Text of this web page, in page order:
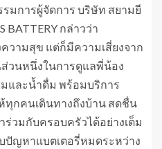
มการผู้จัดการ บริษัท สยามยี
BATTERY กล่าวว่า
ความสุข แต่ก็มีความเสี่ยงจาก
ส่วนหนึ่งในการดูแลพี่น้อง
และน้ำดื่ม พร้อมบริการ
ทุกคนเดินทางถึงบ้าน สดชื่น
ร่วมกับครอบครัวได้อย่างเต็ม
ญหาแบตเตอรี่หมดระหว่าง